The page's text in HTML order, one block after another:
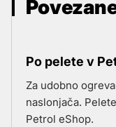
Po pelete v
Za udobno
naslonjača.
Petrol eShop.